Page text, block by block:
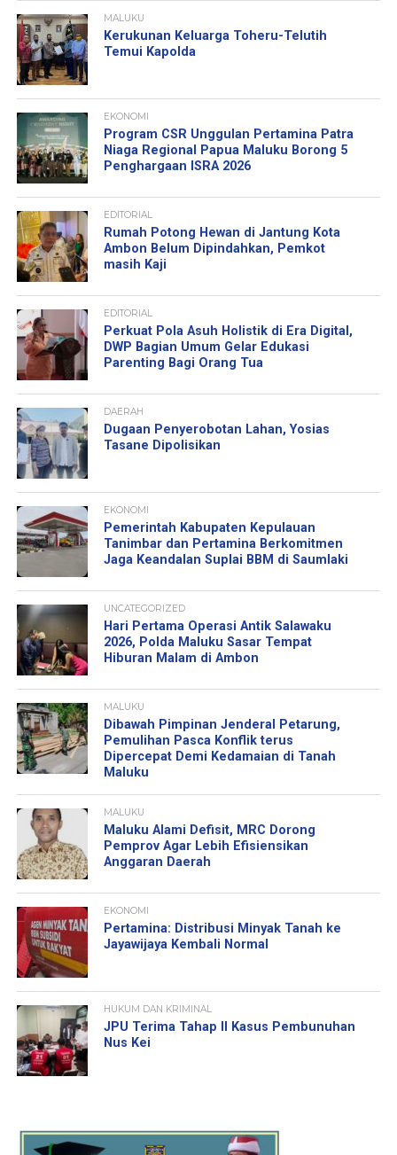
MALUKU
Kerukunan Keluarga Toheru-Telutih
Temui Kapolda
EKONOMI
Program CSR Unggulan Pertamina Patra
Niaga Regional Papua Maluku Borong 5
Penghargaan ISRA 2026
EDITORIAL
Rumah Potong Hewan di Jantung Kota
Ambon Belum Dipindahkan, Pemkot
masih Kaji
EDITORIAL
Perkuat Pola Asuh Holistik di Era Digital,
DWP Bagian Umum Gelar Edukasi
Parenting Bagi Orang Tua
DAERAH
Dugaan Penyerobotan Lahan, Yosias
Tasane Dipolisikan
EKONOMI
Pemerintah Kabupaten Kepulauan
Tanimbar dan Pertamina Berkomitmen
Jaga Keandalan Suplai BBM di Saumlaki
UNCATEGORIZED
Hari Pertama Operasi Antik Salawaku
2026, Polda Maluku Sasar Tempat
Hiburan Malam di Ambon
MALUKU
Dibawah Pimpinan Jenderal Petarung,
Pemulihan Pasca Konflik terus
Dipercepat Demi Kedamaian di Tanah
Maluku
MALUKU
Maluku Alami Defisit, MRC Dorong
Pemprov Agar Lebih Efisiensikan
Anggaran Daerah
EKONOMI
Pertamina: Distribusi Minyak Tanah ke
Jayawijaya Kembali Normal
HUKUM DAN KRIMINAL
JPU Terima Tahap II Kasus Pembunuhan
Nus Kei